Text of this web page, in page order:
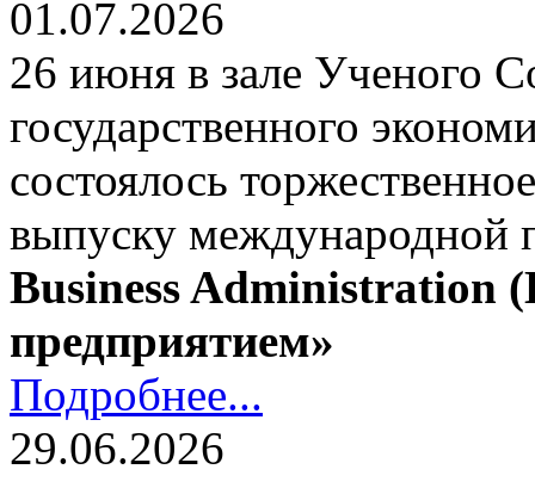
01.07.2026
26 июня в зале Ученого
государственного
состоялось
выпуску
Business Administration
предприятием»
Подробнее...
29.06.2026